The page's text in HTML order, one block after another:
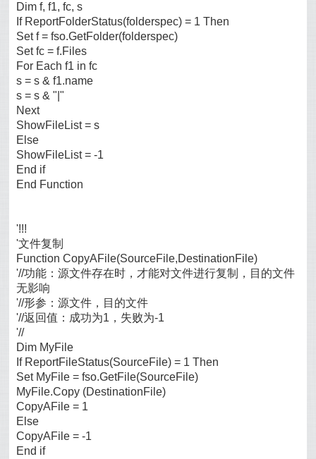
Dim f, f1, fc, s
If ReportFolderStatus(folderspec) = 1 Then
Set f = fso.GetFolder(folderspec)
Set fc = f.Files
For Each f1 in fc
s = s & f1.name
s = s & "|"
Next
ShowFileList = s
Else
ShowFileList = -1
End if
End Function
'!!!
'文件复制
Function CopyAFile(SourceFile,DestinationFile)
'//功能：源文件存在时，才能对文件进行复制，目的文件
无影响
'//形参：源文件，目的文件
'//返回值：成功为1，失败为-1
'//
Dim MyFile
If ReportFileStatus(SourceFile) = 1 Then
Set MyFile = fso.GetFile(SourceFile)
MyFile.Copy (DestinationFile)
CopyAFile = 1
Else
CopyAFile = -1
End if